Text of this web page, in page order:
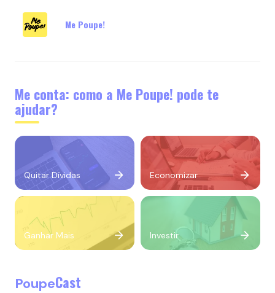
Me Poupe!
Me conta: como a Me Poupe! pode te
ajudar?
Quitar Dívidas Economizar
Ganhar Mais Investir
PoupeCast